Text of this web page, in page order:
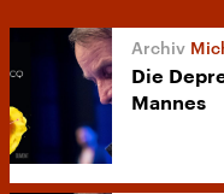
Die
Mannes